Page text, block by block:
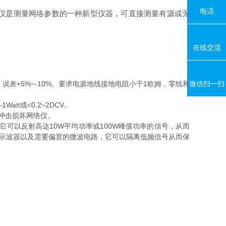
测量网络参数的一种新型仪器，可直接测量有源或无
+5%~-10%。要求电源地线接地电阻小于1欧姆，零线和
或<0.2~2DCV。
损坏网络仪。
以反射高达10W平均功率或100W峰值功率的信号，从而
器以及需要偏置的微波电路，它可以隔离低频信号从而保
电话
在线交流
微信扫一扫